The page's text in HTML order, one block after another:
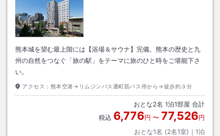
熊本城を望む最上階には【浴場＆サウナ】完備。熊本の歴史と九
州の自然をつなぐ「旅の駅」をテーマに旅のひと時をご堪能下さ
い。
アクセス： 熊本空港→リムジンバス通町筋バス停から→徒歩約３分
おとな2名 1泊1部屋 合計
税込 6,776円 〜 77,526円
おとな1名 (2名1室)｜ 1泊